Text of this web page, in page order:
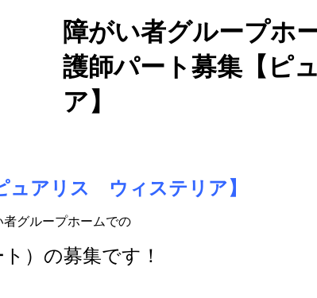
障がい者グループホ
護師パート募集【ピ
ア】
ュアリス ウィステリア】
グループホームでの
）の募集です！